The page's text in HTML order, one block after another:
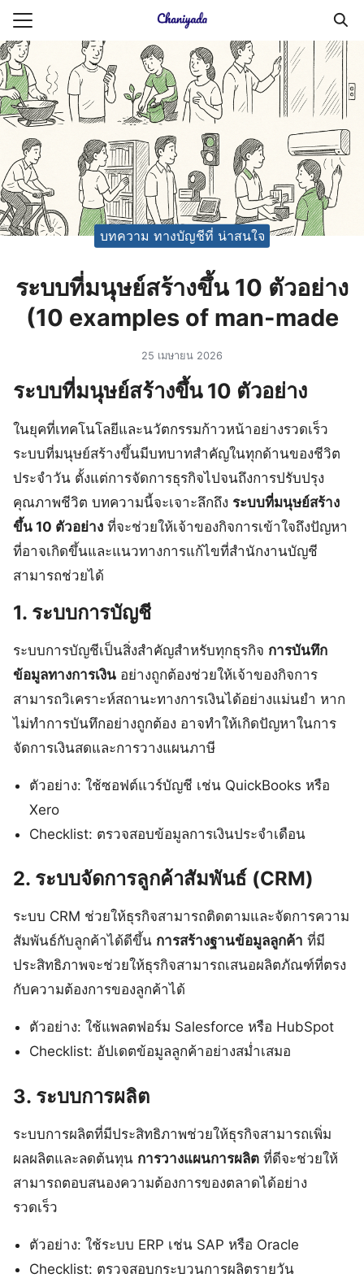
Skip
content
ยความเป็นส่วนตัว
ญชี (Accounting service)
ญชี (Accounting
Search
for:
บทความ ทางบัญชีที่ น่าสนใจ
ระบบที่มนุษย์สร้างขึ้น 10 ตัวอย่าง
(10 examples of man-made
25 เมษายน 2026
ระบบที่มนุษย์สร้างขึ้น 10 ตัวอย่าง
ในยุคที่เทคโนโลยีและนวัตกรรมก้าวหน้าอย่างรวดเร็ว
ระบบที่มนุษย์สร้างขึ้นมีบทบาทสำคัญในทุกด้านของชีวิต
ประจำวัน ตั้งแต่การจัดการธุรกิจไปจนถึงการปรับปรุง
คุณภาพชีวิต บทความนี้จะเจาะลึกถึง ระบบที่มนุษย์สร้าง
ขึ้น 10 ตัวอย่าง ที่จะช่วยให้เจ้าของกิจการเข้าใจถึงปัญหา
ที่อาจเกิดขึ้นและแนวทางการแก้ไขที่สำนักงานบัญชี
สามารถช่วยได้
1. ระบบการบัญชี
ระบบการบัญชีเป็นสิ่งสำคัญสำหรับทุกธุรกิจ การบันทึก
ข้อมูลทางการเงิน อย่างถูกต้องช่วยให้เจ้าของกิจการ
สามารถวิเคราะห์สถานะทางการเงินได้อย่างแม่นยำ หาก
ไม่ทำการบันทึกอย่างถูกต้อง อาจทำให้เกิดปัญหาในการ
จัดการเงินสดและการวางแผนภาษี
ตัวอย่าง: ใช้ซอฟต์แวร์บัญชี เช่น QuickBooks หรือ
Xero
Checklist: ตรวจสอบข้อมูลการเงินประจำเดือน
2. ระบบจัดการลูกค้าสัมพันธ์ (CRM)
ระบบ CRM ช่วยให้ธุรกิจสามารถติดตามและจัดการความ
สัมพันธ์กับลูกค้าได้ดีขึ้น การสร้างฐานข้อมูลลูกค้า ที่มี
ประสิทธิภาพจะช่วยให้ธุรกิจสามารถเสนอผลิตภัณฑ์ที่ตรง
กับความต้องการของลูกค้าได้
ตัวอย่าง: ใช้แพลตฟอร์ม Salesforce หรือ HubSpot
Checklist: อัปเดตข้อมูลลูกค้าอย่างสม่ำเสมอ
3. ระบบการผลิต
ระบบการผลิตที่มีประสิทธิภาพช่วยให้ธุรกิจสามารถเพิ่ม
ผลผลิตและลดต้นทุน การวางแผนการผลิต ที่ดีจะช่วยให้
สามารถตอบสนองความต้องการของตลาดได้อย่าง
รวดเร็ว
ตัวอย่าง: ใช้ระบบ ERP เช่น SAP หรือ Oracle
Checklist: ตรวจสอบกระบวนการผลิตรายวัน